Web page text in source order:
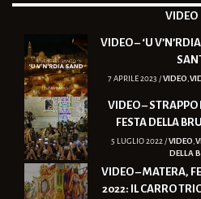
VIDEO
VIDEO – ‘U
7 APRILE 2023 /VIDEO ,
VIDEO – STRAPPO
FESTA DELLA
5 LUGLIO 2022 /VIDEO ,
DELLA
VIDEO – MATERA,
2022: IL CARRO